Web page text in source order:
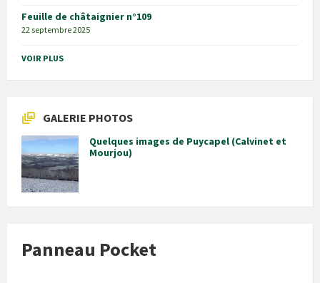
Feuille de châtaignier n°109
22 septembre 2025
VOIR PLUS
GALERIE PHOTOS
Quelques images de Puycapel (Calvinet et
Mourjou)
Panneau Pocket